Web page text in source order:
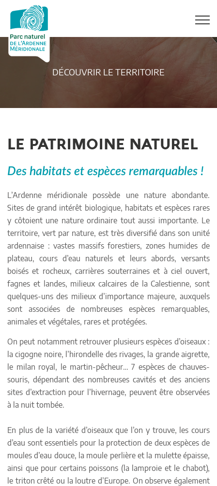
DÉCOUVRIR LE TERRITOIRE
LE PATRIMOINE NATUREL
Des habitats et espèces remarquables !
L’Ardenne méridionale possède une nature abondante.
Sites de grand intérêt biologique, habitats et espèces rares
y côtoient une nature ordinaire tout aussi importante. Le
territoire, vert par nature, est très diversifié dans son unité
ardennaise : vastes massifs forestiers, zones humides de
plateau, cours d’eau naturels et leurs abords, versants
boisés et rocheux, carrières souterraines et à ciel ouvert,
fagnes et landes, milieux calcaires de la Calestienne, sont
quelques-uns des milieux d’importance majeure, auxquels
sont associées de nombreuses espèces remarquables,
animales et végétales, rares et protégées.
On peut notamment retrouver plusieurs espèces d’oiseaux :
la cigogne noire, l’hirondelle des rivages, la grande aigrette,
le milan royal, le martin-pêcheur… 7 espèces de chauves-
souris, dépendant des nombreuses cavités et des anciens
sites d’extraction pour l’hivernage, peuvent être observées
à la nuit tombée.
En plus de la variété d’oiseaux que l’on y trouve, les cours
d’eau sont essentiels pour la protection de deux espèces de
moules d’eau douce, la moule perlière et la mulette épaisse,
ainsi que pour certains poissons (la lamproie et le chabot),
le triton crêté ou la loutre d’Europe. On observe également